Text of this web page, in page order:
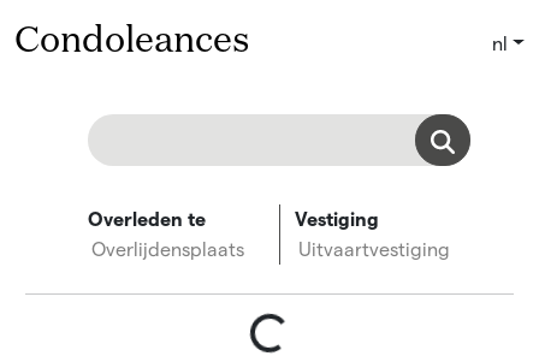
Condoleances nl
Overleden te
Overlijdensplaats
Vestiging
Uitvaartvestiging